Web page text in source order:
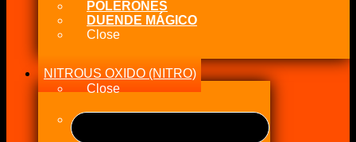
POLERONES
DUENDE MÁGICO
Close
NITROUS OXIDO (NITRO)
Close